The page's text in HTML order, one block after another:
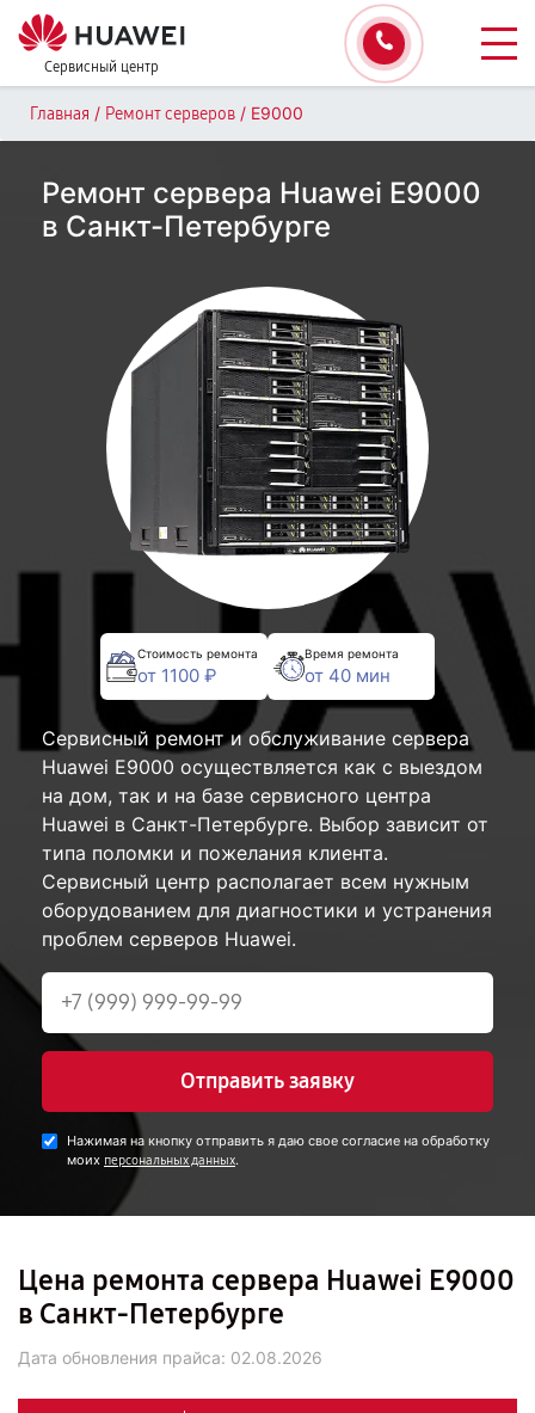
Сервисный центр
Главная / Ремонт серверов / E9000
Ремонт сервера Huawei E9000
в Санкт-Петербурге
Стоимость ремонта
от 1100 ₽
Время ремонта
от 40 мин
Сервисный ремонт и обслуживание сервера
Huawei E9000 осуществляется как с выездом
на дом, так и на базе сервисного центра
Huawei в Санкт-Петербурге. Выбор зависит от
типа поломки и пожелания клиента.
Сервисный центр располагает всем нужным
оборудованием для диагностики и устранения
проблем серверов Huawei.
Отправить заявку
Нажимая на кнопку отправить я даю свое согласие на обработку
моих персональных данных.
Цена ремонта сервера Huawei E9000
в Санкт-Петербурге
Дата обновления прайса: 02.08.2026